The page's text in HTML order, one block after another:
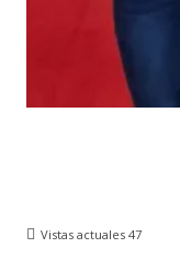
Vistas actuales 47